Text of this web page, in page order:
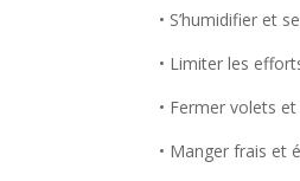
• S’humidifier et
• Limiter les
• Fermer volets
• Manger frais et